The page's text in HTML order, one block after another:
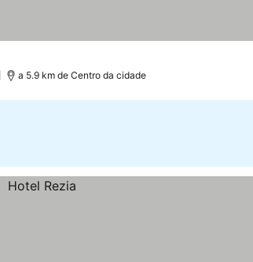
a 5.9 km de Centro da cidade